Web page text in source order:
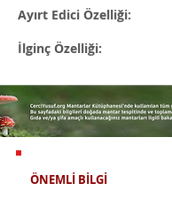
Ayırt Edici Özelliği:
İlginç Özelliği:
ÖNEMLİ BİLGİ